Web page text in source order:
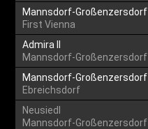
Mannsdorf-Großenzersdorf
First Vienna
Admira II
Mannsdorf-Großenzersdorf
Mannsdorf-Großenzersdorf
Ebreichsdorf
Neusiedl
Mannsdorf-Großenzersdorf